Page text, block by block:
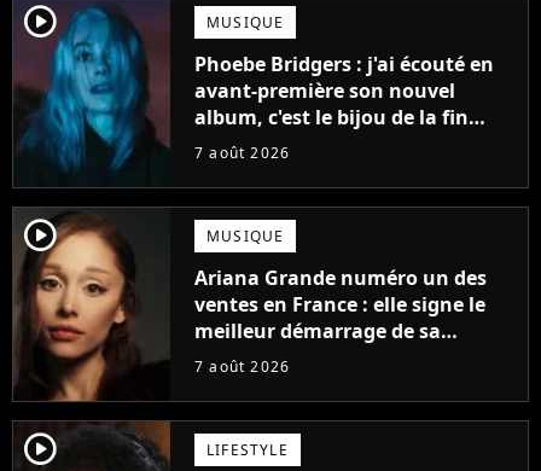
player2 MUSIQUE
Phoebe Bridgers : j'ai écouté en
avant-première son nouvel
album, c'est le bijou de la fin
d'été
7 août 2026
player2 MUSIQUE
Ariana Grande numéro un des
ventes en France : elle signe le
meilleur démarrage de sa
carrière avec son album Petal
7 août 2026
player2 LIFESTYLE